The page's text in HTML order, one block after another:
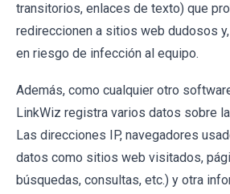
transitorios, enlaces de texto) que
redireccionen a sitios web dudosos
en riesgo de infección al equipo.
Además, como cualquier otro
LinkWiz registra varios datos sobre
Las direcciones IP, navegadores
datos como sitios web visitados,
búsquedas, consultas, etc.) y otra